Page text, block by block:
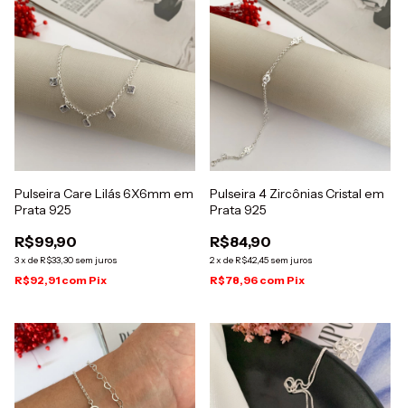
Pulseira Care Lilás 6X6mm em
Prata 925
R$99,90
3x de R$33,30 sem juros
R$92,91 com Pix
Pulseira 4 Zircônias Cristal em
Prata 925
R$84,90
2x de R$42,45 sem juros
R$78,96 com Pix